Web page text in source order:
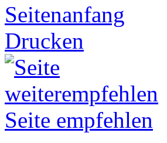
Seitenanfang
Drucken
Seite empfehlen